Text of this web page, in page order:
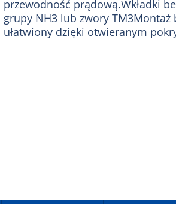
przewodność prądową.Wkładki
grupy NH3 lub zwory TM3Montaż
ułatwiony dzięki otwieranym